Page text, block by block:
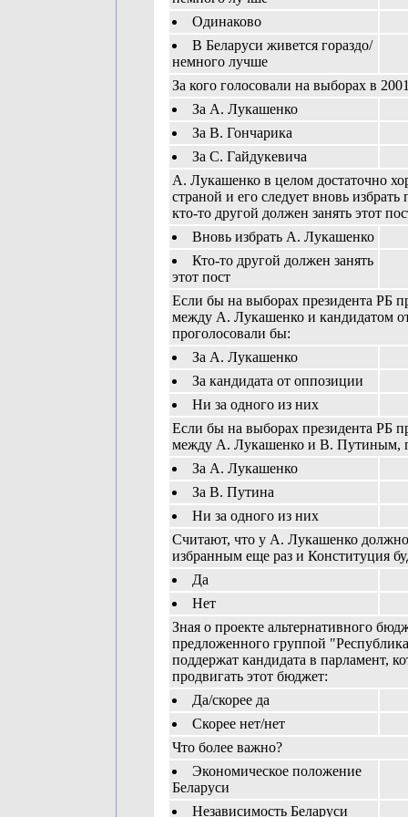
Одинаково
В Беларуси живется гораздо/
немного лучше
За кого голосовали на выборах в
За А. Лукашенко
За В. Гончарика
За С. Гайдукевича
А. Лукашенко в целом достаточно
страной и его следует вновь
кто-то другой должен занять этот
Вновь избрать А. Лукашенко
Кто-то другой должен занять
этот пост
Если бы на выборах президента РБ
между А. Лукашенко и кандидатом
проголосовали бы:
За А. Лукашенко
За кандидата от оппозиции
Ни за одного из них
Если бы на выборах президента РБ
между А. Лукашенко и В. Путиным,
За А. Лукашенко
За В. Путина
Ни за одного из них
Считают, что у А. Лукашенко
избранным еще раз и Конституция
Да
Нет
Зная о проекте альтернативного
предложенного группой
поддержат кандидата в парламент,
продвигать этот бюджет:
Да/скорее да
Скорее нет/нет
Что более важно?
Экономическое положение
Беларуси
Независимость Беларуси